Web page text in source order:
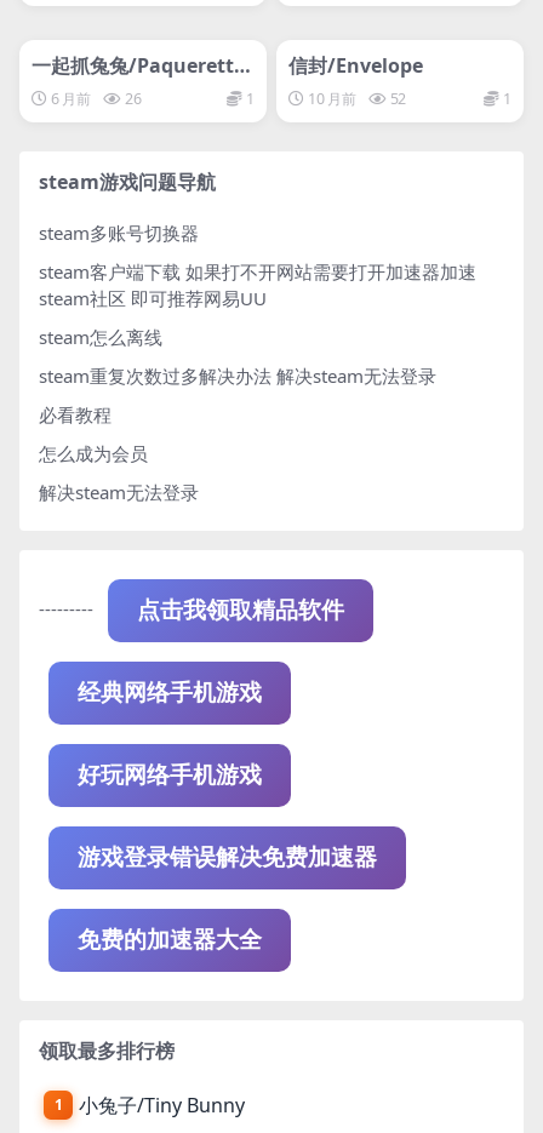
一起抓兔兔/Paquerette
Down the Bunburrows
6 月前 26 1
信封/Envelope
10 月前 52 1
steam游戏问题导航
steam多账号切换器
steam客户端下载 如果打不开网站需要打开加速器加速
steam社区 即可推荐网易UU
steam怎么离线
steam重复次数过多解决办法 解决steam无法登录
必看教程
怎么成为会员
解决steam无法登录
--------- 点击我领取精品软件
经典网络手机游戏
好玩网络手机游戏
游戏登录错误解决免费加速器
免费的加速器大全
领取最多排行榜
1 小兔子/Tiny Bunny